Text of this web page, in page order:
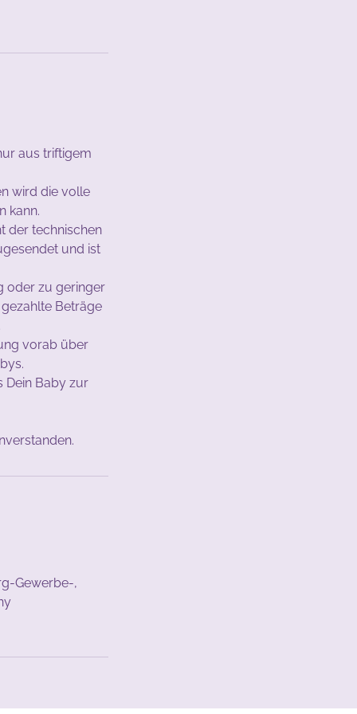
aus triftigem
wird die volle
kann.
der technischen
und ist
oder zu geringer
Beträge
vorab über
Dein Baby zur
Gewerbe-,